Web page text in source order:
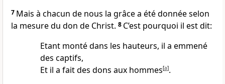
7 Mais à chacun de nous la grâce a été donnée selon
la mesure du don de Christ. 8 C’est pourquoi il est dit:
Etant monté dans les hauteurs, il a emmené
des captifs,
Et il a fait des dons aux hommes[a].